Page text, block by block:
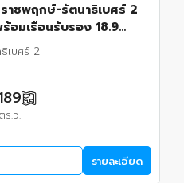
าชพฤกษ์-รัตนาธิเบศร์ 2
อมเรือนรับรอง 18.9
เบศร์ 2
ตร.ว.
รายละเอียด